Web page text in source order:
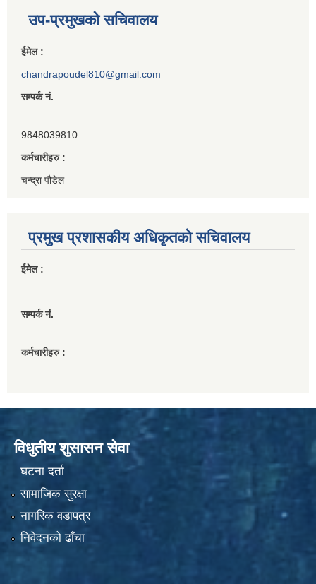
उप-प्रमुखको सचिवालय
ईमेल :
chandrapoudel810@gmail.com
सम्पर्क नं.
9848039810
कर्मचारीहरु :
चन्द्रा पौडेल
प्रमुख प्रशासकीय अधिकृतको सचिवालय
ईमेल :
सम्पर्क नं.
कर्मचारीहरु :
विधुतीय शुसासन सेवा
घटना दर्ता
सामाजिक सुरक्षा
नागरिक वडापत्र
निवेदनको ढाँचा